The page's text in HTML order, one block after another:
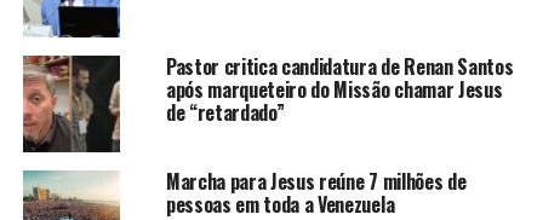
Pastor critica candidatura de Renan Santos
após marqueteiro do Missão chamar Jesus
de “retardado”
Marcha para Jesus reúne 7 milhões de
pessoas em toda a Venezuela